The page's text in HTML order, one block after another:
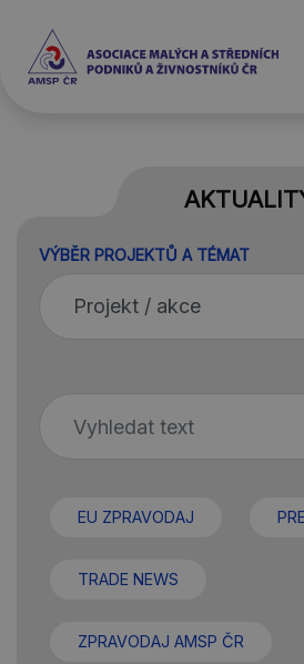
VÝBĚR PROJEKTŮ A TÉMAT
EU ZPRAVODAJ
TRADE NEWS
ZPRAVODAJ AMSP ČR